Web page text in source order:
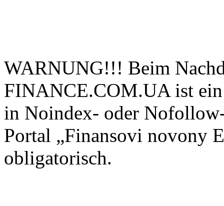
WARNUNG!!! Beim
FINANCE.COM.UA ist
in Noindex- oder
Portal „Finansovi novony
obligatorisch.